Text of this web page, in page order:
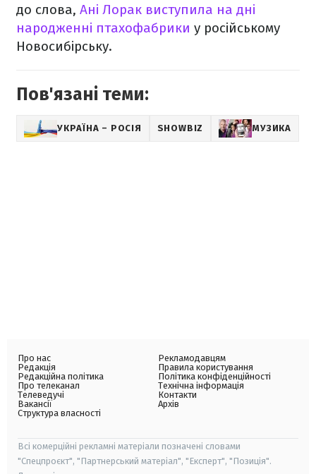
до слова, Ані Лорак виступила на дні
народженні птахофабрики у російському
Новосибірську.
Пов'язані теми:
УКРАЇНА – РОСІЯ SHOWBIZ МУЗИКА
Про нас
Редакція
Редакційна політика
Про телеканал
Телеведучі
Вакансії
Структура власності
Рекламодавцям
Правила користування
Політика конфіденційності
Технічна інформація
Контакти
Архів
Всі комерційні рекламні матеріали позначені словами
"Спецпроєкт", "Партнерський матеріал", "Експерт", "Позиція".